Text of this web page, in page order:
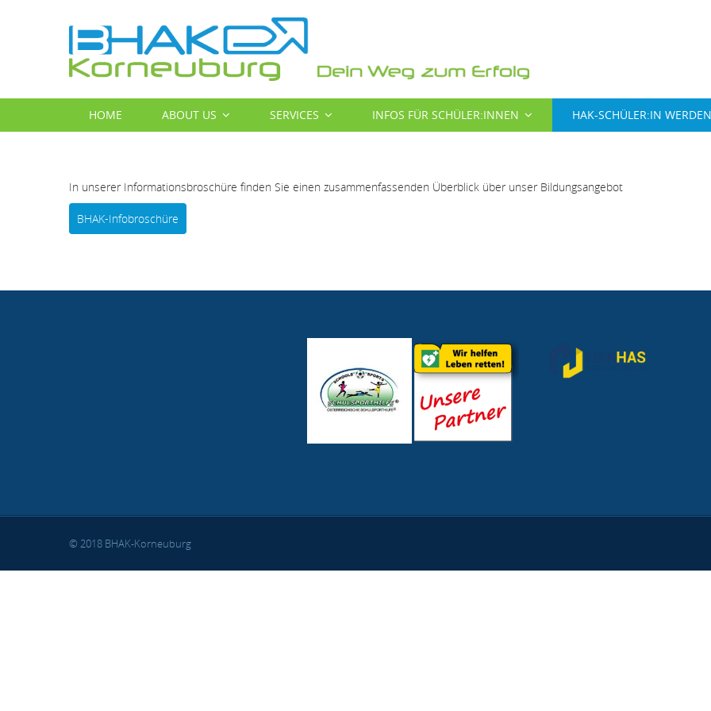
MAIN
NAVIGATION
HOME ABOUT US SERVICES INFOS FÜR SCHÜLER:INNEN HAK-SCHÜLER:IN WERDEN
In unserer Informationsbroschüre finden Sie einen zusammenfassenden Überblick über unser Bildungsangebot
BHAK-Infobroschüre
© 2018 BHAK-Korneuburg